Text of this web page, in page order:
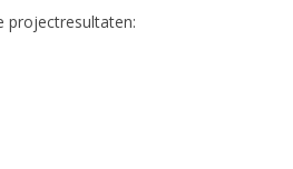
projectresultaten: